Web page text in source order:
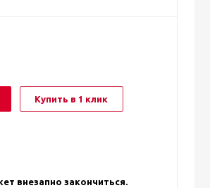
Купить в 1 клик
внезапно закончиться.